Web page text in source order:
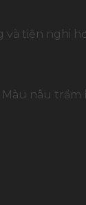
và tiện nghi
nâu trầm